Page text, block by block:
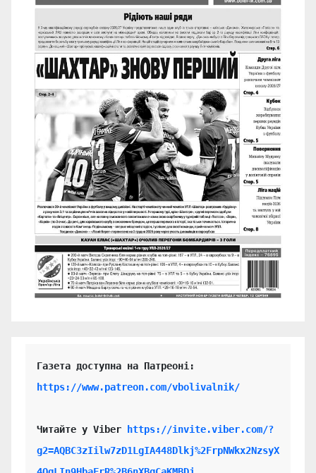
https://www.patreon.com/vbolivalnik/
Читайте у Viber
https://invite.viber.com/?
g2=AQBC3zIilw7zD1LgIA448Dlkj%2FrpNWkx2NzsyX